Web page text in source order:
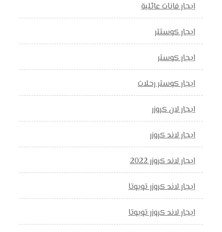
ايجار فانات عائلية
ايجار كوستتر
ايجار كوستر
ايجار كوستر رحلات
ايجار لان كروزر
ايجار لاند كروزر
ايجار لاند كروزر 2022
ايجار لاند كروزر تويوتا
ايجار لاند كروزر تويوتا